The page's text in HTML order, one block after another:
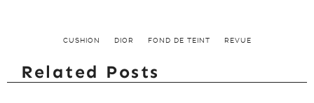
CUSHION DIOR FOND DE TEINT REVUE
Related Posts